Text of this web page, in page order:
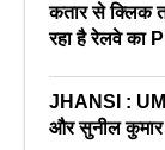
कतार से क्लिक
रहा है रेलवे का
JHANSI :
और सुनील कुमार